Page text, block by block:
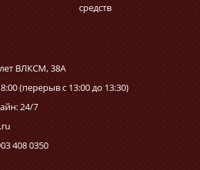
средств
ВЛКСМ, 38А
(перерыв с 13:00 до 13:30)
24/7
408 0350